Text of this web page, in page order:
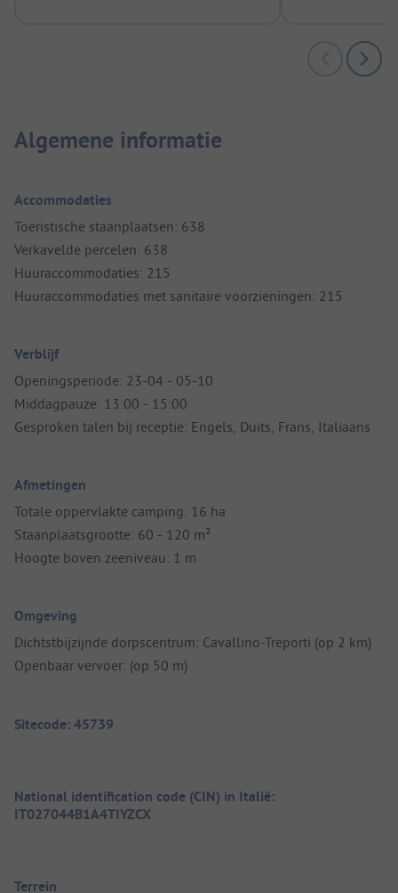
Algemene informatie
Accommodaties
Toeristische staanplaatsen: 638
Verkavelde percelen: 638
Huuraccommodaties: 215
Huuraccommodaties met sanitaire voorzieningen: 215
Verblijf
Openingsperiode: 23-04 - 05-10
Middagpauze: 13:00 - 15:00
Gesproken talen bij receptie: Engels, Duits, Frans, Italiaans
Afmetingen
Totale oppervlakte camping: 16 ha
Staanplaatsgrootte: 60 - 120 m²
Hoogte boven zeeniveau: 1 m
Omgeving
Dichtstbijzijnde dorpscentrum: Cavallino-Treporti (op 2 km)
Openbaar vervoer: (op 50 m)
Sitecode: 45739
National identification code (CIN) in Italië:
IT027044B1A4TIYZCX
Terrein